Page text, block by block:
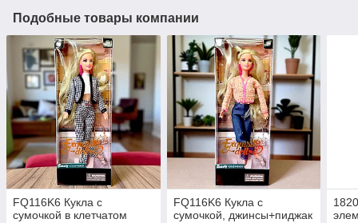
Подобные товары компании
FQ116K6 Кукла с
сумочкой в клетчатом
FQ116K6 Кукла с
сумочкой, джинсы+пиджак